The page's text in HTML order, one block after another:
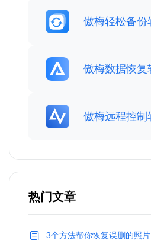
傲梅轻松备份
傲梅数据恢复
傲梅远程控制
热门文章
3个方法帮你恢复误删的照片